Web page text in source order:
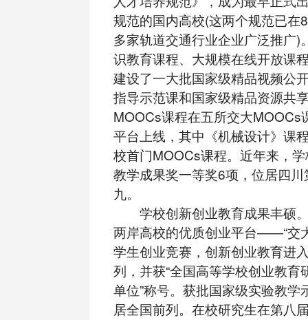
规范的国内高校(这两个规范已在
多家轨道交通行业企业广泛推广)
识教育课程、大规模在线开放课
建设了一大批国家级精品视频公
指导示范课和国家级精品资源共
MOOCs课程在五所交大MOOCs
平台上线，其中《机械设计》课
校首门MOOCs课程。近年来，
教学成果奖一等奖6项，位居四
九。
学校创新创业教育成果丰硕
两岸高校的优质创业平台——“交
学生创业竞赛，创新创业教育进
列，并获“全国高等学校创业教育
单位”称号。获批国家级实验教学
居全国前列。在校研究生在第八